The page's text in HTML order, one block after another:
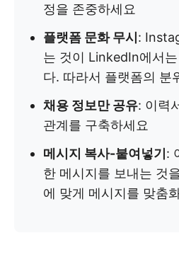
정을 존중하세요
플랫폼 문화 무시 :
는 것이 LinkedIn에서
다. 따라서 플랫폼의 분
채용 정보만 공유: 이력
관계를 구축하세요
메시지 복사-붙여넣기 :
한 메시지를 보내는 것
에 맞게 메시지를 맞춤